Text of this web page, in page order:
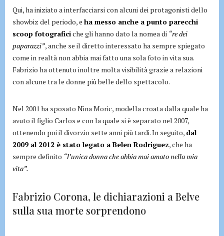
Qui, ha iniziato a interfacciarsi con alcuni dei protagonisti dello
showbiz del periodo, e ha messo anche a punto parecchi
scoop fotograficiche gli hanno dato la nomea di “re dei
paparazzi”, anche se il diretto interessato ha sempre spiegato
come in realtà non abbia mai fatto una sola foto in vita sua.
Fabrizio ha ottenuto inoltre molta visibilità grazie a relazioni
con alcune tra le donne più belle dello spettacolo.
Nel 2001 ha sposato Nina Moric, modella croata dalla quale ha
avuto il figlio Carlos e con la quale si è separato nel 2007,
ottenendo poi il divorzio sette anni più tardi. In seguito, dal
2009 al 2012 è stato legato a Belen Rodriguez, che ha
sempre definito “l’unica donna che abbia mai amato nella mia
vita”.
Fabrizio Corona, le dichiarazioni a Belve
sulla sua morte sorprendono